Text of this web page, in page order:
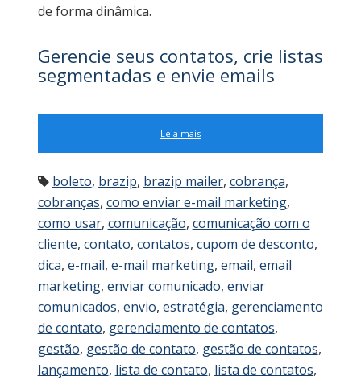
de forma dinâmica.
Gerencie seus contatos, crie listas
segmentadas e envie emails
Leia mais
boleto, brazip, brazip mailer, cobrança,
cobranças, como enviar e-mail marketing,
como usar, comunicação, comunicação com o
cliente, contato, contatos, cupom de desconto,
dica, e-mail, e-mail marketing, email, email
marketing, enviar comunicado, enviar
comunicados, envio, estratégia, gerenciamento
de contato, gerenciamento de contatos,
gestão, gestão de contato, gestão de contatos,
lançamento, lista de contato, lista de contatos,